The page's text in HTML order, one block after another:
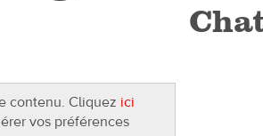
contenu. Cliquez ici
vos préférences